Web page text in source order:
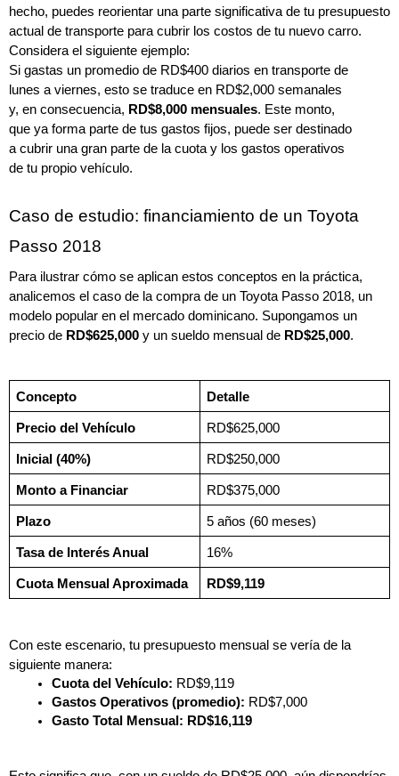
hecho, puedes reorientar una parte significativa de tu presupuesto
actual de transporte para cubrir los costos de tu nuevo carro.
Considera el siguiente ejemplo:
Si gastas un promedio de RD$400 diarios en transporte de
lunes a viernes, esto se traduce en RD$2,000 semanales
y, en consecuencia, RD$8,000 mensuales. Este monto,
que ya forma parte de tus gastos fijos, puede ser destinado
a cubrir una gran parte de la cuota y los gastos operativos
de tu propio vehículo.
Caso de estudio: financiamiento de un Toyota
Passo 2018
Para ilustrar cómo se aplican estos conceptos en la práctica,
analicemos el caso de la compra de un Toyota Passo 2018, un
modelo popular en el mercado dominicano. Supongamos un
precio de RD$625,000 y un sueldo mensual de RD$25,000.
Concepto Detalle
Precio del Vehículo RD$625,000
Inicial (40%) RD$250,000
Monto a Financiar RD$375,000
Plazo 5 años (60 meses)
Tasa de Interés Anual 16%
Cuota Mensual Aproximada RD$9,119
Con este escenario, tu presupuesto mensual se vería de la
siguiente manera:
Cuota del Vehículo: RD$9,119
Gastos Operativos (promedio): RD$7,000
Gasto Total Mensual: RD$16,119